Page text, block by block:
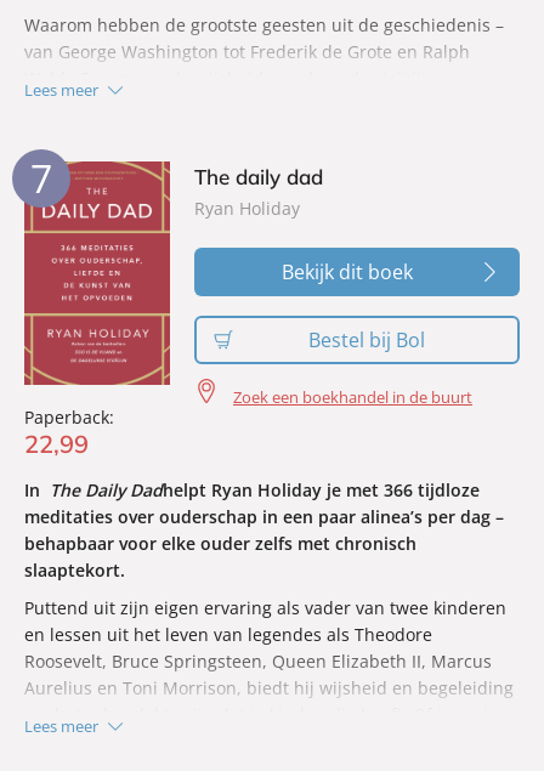
Waarom hebben de grootste geesten uit de geschiedenis –
van George Washington tot Frederik de Grote en Ralph
en andere beroemdheden? Omdat ze beseffen dat de
waardevolste filosofische inzichten niet slechts
denkoefeningen zijn, maar dat ze je uitdagen om een beter
leven te leiden.
Lees meer
7
Paperback:
22,99
The daily dad
Ryan Holiday
Bekijk dit boek
Bestel bij Bol
Zoek een boekhandel in de buurt
In The Daily Dadhelpt Ryan Holiday je met 366 tijdloze
meditaties over ouderschap in een paar alinea’s per dag –
behapbaar voor elke ouder zelfs met chronisch
slaaptekort.
Puttend uit zijn eigen ervaring als vader van twee kinderen
en lessen uit het leven van legendes als Theodore
Roosevelt, Bruce Springsteen, Queen Elizabeth II, Marcus
Aurelius en Toni Morrison, biedt hij wijsheid en begeleiding
Lees meer